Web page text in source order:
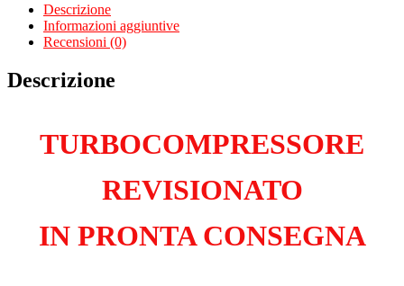
CDT
iZ19DT
quantità
Descrizione
Informazioni aggiuntive
Recensioni (0)
Descrizione
TURBOCOMPRESSORE
REVISIONATO
IN PRONTA CONSEGNA